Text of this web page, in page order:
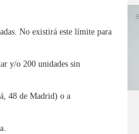
No existirá este límite para
y/o 200 unidades sin
48 de Madrid) o a